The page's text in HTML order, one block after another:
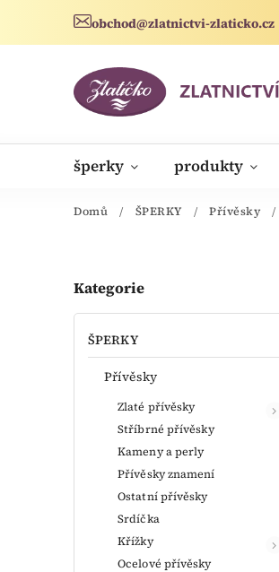
obchod@zlatnictvi-zlaticko.cz
šperky produkty
novinky
Domů / ŠPERKY / Přívěsky /
Kategorie
ŠPERKY
Přívěsky
Zlaté přívěsky
Stříbrné přívěsky
Kameny a perly
Přívěsky znamení
Ostatní přívěsky
Srdíčka
Křížky
Ocelové přívěsky